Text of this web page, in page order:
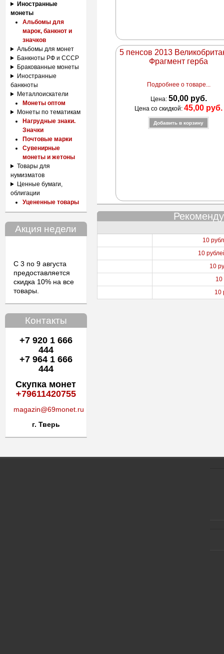
Иностранные
монеты
Альбомы для
марок, банкнот и
значков
Альбомы для монет
Банкноты РФ и СССР
Бракованные монеты
Иностранные
банкноты
Металлоискатели
Монеты оптом
Монеты по тематикам
Нагрудные знаки.
Значки
Почтовые марки
Сувенирные
монеты и жетоны
Товары для
нумизматов
Ценные бумаги,
облигации
Уцененные товары
Акция недели
С 3 по 9 августа
предоставляется
скидка 10% на все
товары.
Контакты
+7 920 1 666
444
+7 964 1 666
444
Скупка монет
+79611420755
magazin@69monet.ru
г. Тверь
5 пенсов 2013
Фрагмент герба
Подробнее о товаре...
Цена: 50,00 руб.
Цена со скидкой:45,00 руб.
10
10
10
10
10